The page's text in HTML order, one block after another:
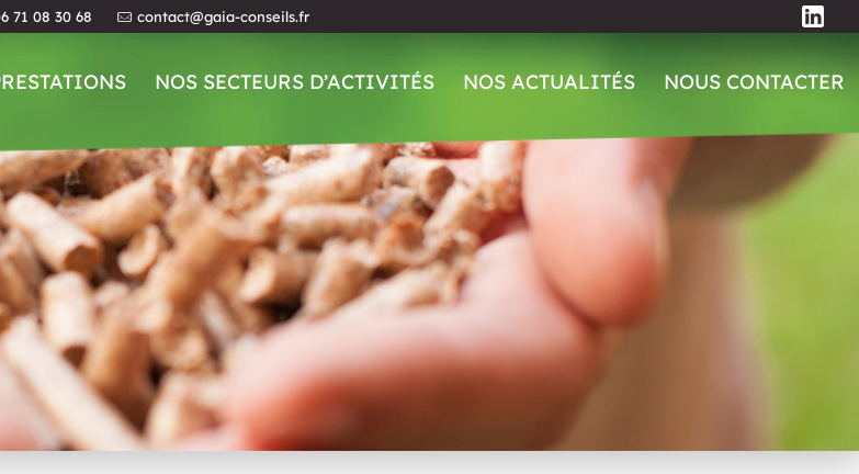
71 08 30 68 contact@gaia-conseils.fr
NOS SECTEURS D’ACTIVITÉS NOS ACTUALITÉS NOUS CONTACTER